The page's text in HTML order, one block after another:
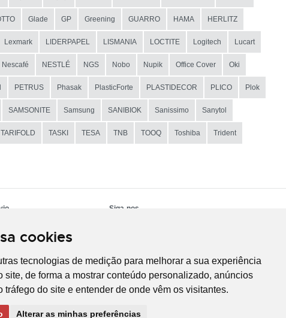
cookies
tecnologias de medição para melhorar a sua experiência
site, de forma a mostrar conteúdo personalizado, anúncios
tráfego do site e entender de onde vêm os visitantes.
Alterar as minhas preferências
Glade GP Greening GUARRO HAMA HERLITZ
Lexmark LIDERPAPEL LISMANIA LOCTITE Logitech Lucart
Nescafé NESTLÉ NGS Nobo Nupik Office Cover Oki
PETRUS Phasak PlasticForte PLASTIDECOR PLICO Plok
SAMSONITE Samsung SANIBIOK Sanissimo Sanytol
TARIFOLD TASKI TESA TNB TOOQ Toshiba Trident
Siga-nos